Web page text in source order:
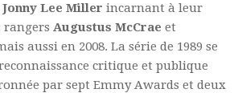
Jonny Lee Miller incarnant à leur
rangers Augustus McCrae et
aussi en 2008. La série de 1989 se
critique et publique
par sept Emmy Awards et deux